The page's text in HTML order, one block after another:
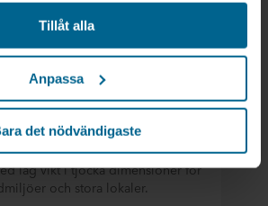
(”Marknadsföring”).
användning av våra webbplatser kan
ut till våra sociala medie-, reklam- och
information som de har fått tidigare
in genom din användning av
partner kan vara etablerad i osäkra
USA, och genom att acceptera
är du också införstådd med
land kanske inte är densamma
Tillåt alla
Anpassa
det nödvändigaste
Light
låg vikt i tjocka dimensioner för
och stora lokaler.